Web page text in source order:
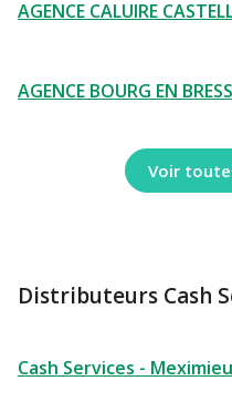
AGENCE CALUIRE
AGENCE BOURG EN
Voir
Distributeurs Cash
Cash Services -